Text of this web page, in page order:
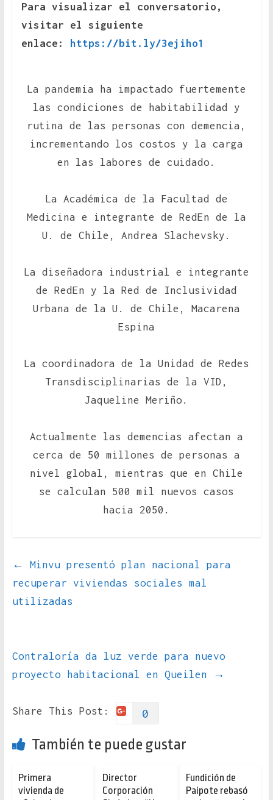
Para visualizar el conversatorio,
visitar el siguiente
enlace:
https://bit.ly/3ejiho1
La pandemia ha impactado fuertemente
las condiciones de habitabilidad y
rutina de las personas con demencia,
incrementando los costos y la carga
en las labores de cuidado.
La Académica de la Facultad de
Medicina e integrante de RedEn de la
U. de Chile, Andrea Slachevsky.
La diseñadora industrial e integrante
de RedEn y la Red de Inclusividad
Urbana de la U. de Chile, Macarena
Espina
La coordinadora de la Unidad de Redes
Transdisciplinarias de la VID,
Jaqueline Meriño.
Actualmente las demencias afectan a
cerca de 50 millones de personas a
nivel global, mientras que en Chile
se calculan 500 mil nuevos casos
hacia 2050.
←
Minvu presentó plan nacional para
recuperar viviendas sociales mal
utilizadas
Contraloría da luz verde para nuevo
proyecto habitacional en Queilen
→
Share This Post: 0
También te puede gustar
Primera
vivienda de
Director
Corporación
Fundición de
Paipote rebasó